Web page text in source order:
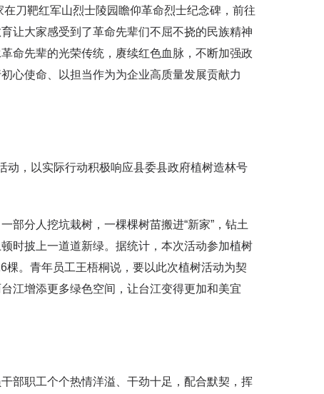
刀靶红军山烈士陵园瞻仰革命烈士纪念碑，前往
让大家感受到了革命先辈们不屈不挠的民族精神
命先辈的光荣传统，赓续红色血脉，不断加强政
心使命、以担当作为为企业高质量发展贡献力
动，以实际行动积极响应县委县政府植树造林号
部分人挖坑栽树，一棵棵树苗搬进“新家”，钻土
时披上一道道新绿。据统计，本次活动参加植树
。青年员工王梧桐说，要以此次植树活动为契
江增添更多绿色空间，让台江变得更加和美宜
部职工个个热情洋溢、干劲十足，配合默契，挥